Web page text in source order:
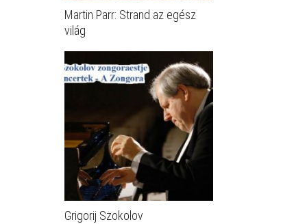
Martin Parr: Strand az egész
világ
Grigorij Szokolov